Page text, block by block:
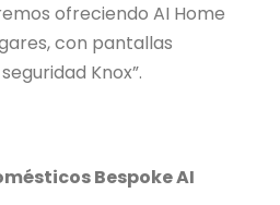
ofreciendo AI Home
con pantallas
Knox”.
Bespoke AI